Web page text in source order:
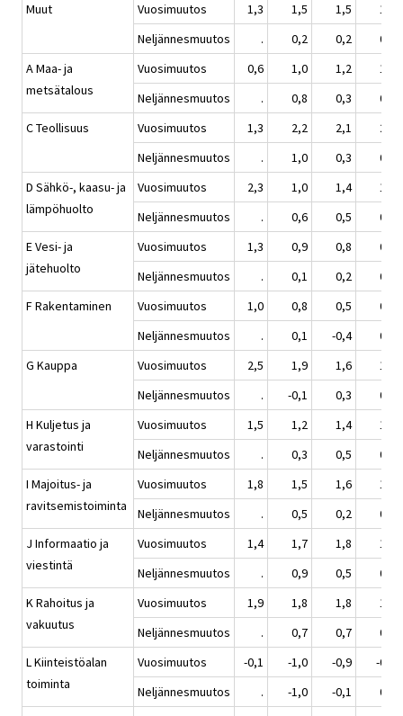
Muut
Vuosimuutos 1,3 1,5 1,5
1,4
Neljännesmuutos
. 0,2 0,2
0,5
A Maa- ja
metsätalous
Vuosimuutos 0,6 1,0 1,2
1,5
Neljännesmuutos
. 0,8 0,3
0,7
C Teollisuus
Vuosimuutos 1,3 2,2 2,1
2,0
Neljännesmuutos
. 1,0 0,3
0,2
D Sähkö-, kaasu- ja
lämpöhuolto
Vuosimuutos 2,3 1,0 1,4
1,5
Neljännesmuutos
. 0,6 0,5
0,3
E Vesi- ja
jätehuolto
Vuosimuutos 1,3 0,9 0,8
0,5
Neljännesmuutos
. 0,1 0,2
0,2
F Rakentaminen
Vuosimuutos 1,0 0,8 0,5
0,3
Neljännesmuutos
. 0,1 -0,4
0,0
G Kauppa
Vuosimuutos 2,5 1,9 1,6
1,2
Neljännesmuutos
. -0,1 0,3
0,3
H Kuljetus ja
varastointi
Vuosimuutos 1,5 1,2 1,4
1,5
Neljännesmuutos
. 0,3 0,5
0,3
I Majoitus- ja
ravitsemistoiminta
Vuosimuutos 1,8 1,5 1,6
1,5
Neljännesmuutos
. 0,5 0,2
0,3
J Informaatio ja
viestintä
Vuosimuutos 1,4 1,7 1,8
1,8
Neljännesmuutos
. 0,9 0,5
0,2
K Rahoitus ja
vakuutus
Vuosimuutos 1,9 1,8 1,8
1,9
Neljännesmuutos
. 0,7 0,7
0,3
L Kiinteistöalan
toiminta
Vuosimuutos -0,1 -1,0 -0,9
-0,8
Neljännesmuutos
. -1,0 -0,1
0,0